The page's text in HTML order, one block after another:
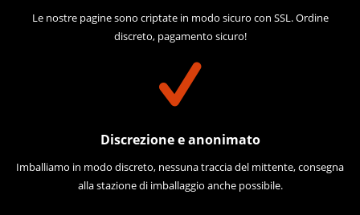
Le nostre pagine sono criptate in modo sicuro con SSL. Ordine
discreto, pagamento sicuro!
Discrezione e anonimato
Imballiamo in modo discreto, nessuna traccia del mittente, consegna
alla stazione di imballaggio anche possibile.